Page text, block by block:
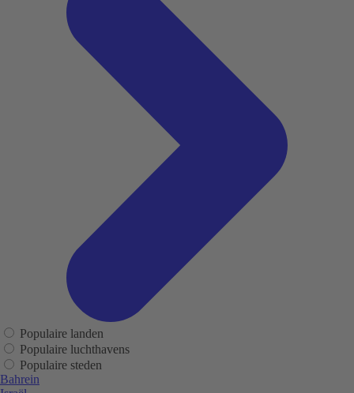
Populaire landen
Populaire luchthavens
Populaire steden
Bahrein